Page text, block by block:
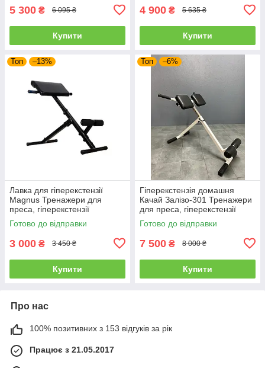
5 300 ₴ 6 095 ₴
Купити
4 900 ₴ 5 635 ₴
Купити
Топ –13%
Лавка для гіперекстензії
Magnus Тренажери для
преса, гіперекстензії
регульована
Готово до відправки
3 000 ₴ 3 450 ₴
Купити
Топ –6%
Гіперекстензія домашня
Качай Залізо-301 Тренажери
для преса, гіперекстензії
Готово до відправки
7 500 ₴ 8 000 ₴
Купити
Про нас
100% позитивних з 153 відгуків за рік
Працює з 21.05.2017